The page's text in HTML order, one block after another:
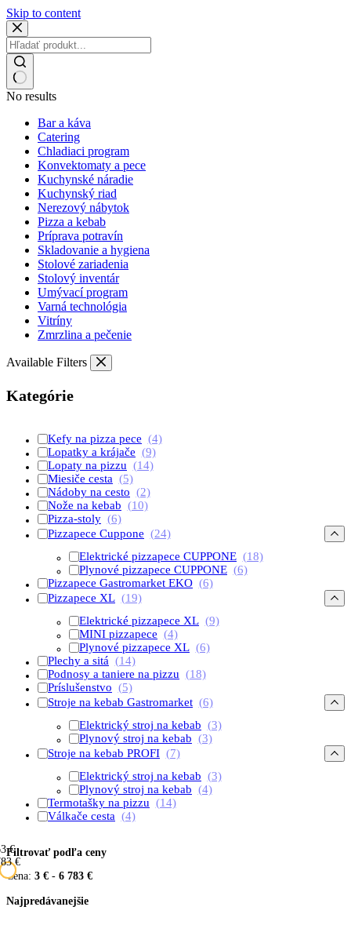
Skip to content
No results
Bar a káva
Catering
Chladiaci program
Konvektomaty a pece
Kuchynské náradie
Kuchynský riad
Nerezový nábytok
Pizza a kebab
Príprava potravín
Skladovanie a hygiena
Stolové zariadenia
Stolový inventár
Umývací program
Varná technológia
Vitríny
Zmrzlina a pečenie
Available Filters
Kategórie
Kefy na pizza pece (4)
Lopatky a krájače (9)
Lopaty na pizzu (14)
Miesiče cesta (5)
Nádoby na cesto (2)
Nože na kebab (10)
Pizza-stoly (6)
Pizzapece Cuppone (24)
Elektrické pizzapece CUPPONE (18)
Plynové pizzapece CUPPONE (6)
Pizzapece Gastromarket EKO (6)
Pizzapece XL (19)
Elektrické pizzapece XL (9)
MINI pizzapece (4)
Plynové pizzapece XL (6)
Plechy a sitá (14)
Podnosy a taniere na pizzu (18)
Príslušenstvo (5)
Stroje na kebab Gastromarket (6)
Elektrický stroj na kebab (3)
Plynový stroj na kebab (3)
Stroje na kebab PROFI (7)
Elektrický stroj na kebab (3)
Plynový stroj na kebab (4)
Termotašky na pizzu (14)
Válkače cesta (4)
Filtrovať podľa ceny
3 €
€
Cena: 3 € - 6 783 €
Najpredávanejšie